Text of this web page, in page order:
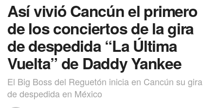
Así vivió Cancún el primero
de los conciertos de la gira
de despedida “La Última
Vuelta” de Daddy Yankee
El Big Boss del Reguetón inicia en Cancún su gira
de despedida en México